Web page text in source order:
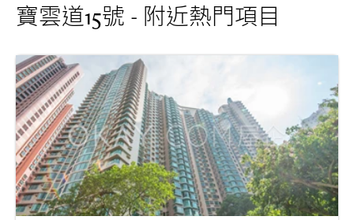
寶雲道15號 - 附近熱門項目